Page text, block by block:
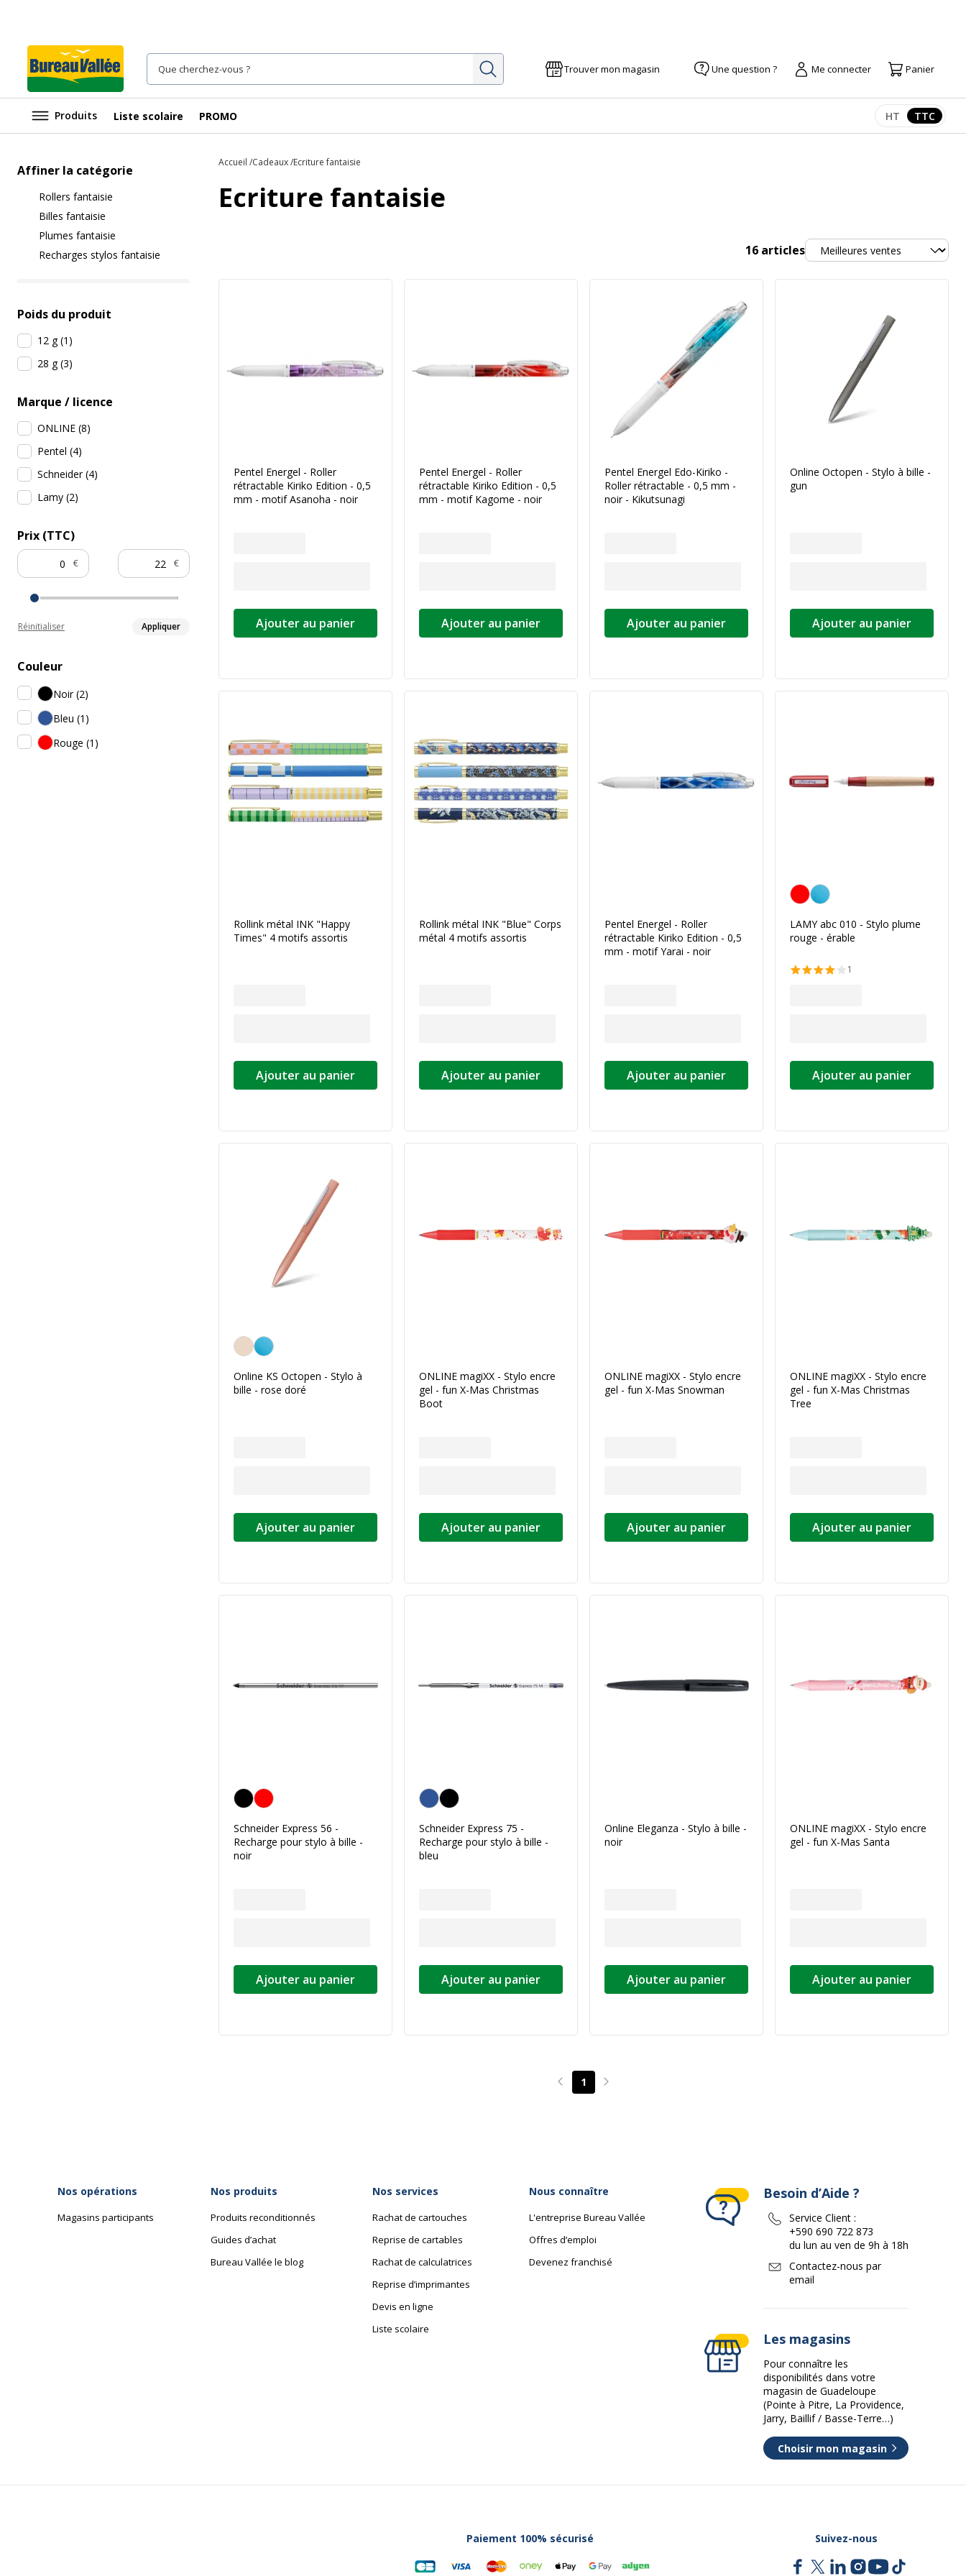
Rechercher Trouver mon magasin Une question ? Me connecter Panier
Produits Liste scolaire PROMO Afficher les
HT TTC
Affiner la catégorie
Rollers fantaisie
Billes fantaisie
Plumes fantaisie
Recharges stylos fantaisie
Poids du produit
12 g(1 )
28 g(3)
Marque / licence
ONLINE (8)
Pentel (4)
Schneider(4)
Lamy (2)
Prix (TTC)
€ €
Réinitialiser Appliquer
Couleur
Noir(2)
Bleu (1 )
Rouge (1 )
Accueil Cadeaux Ecriture fantaisie
Ecriture fantaisie
16 articlesTrier
Pentel Energel - Roller
rétractable Kiriko Edition - 0,5
mm - motif Asanoha - noir
Ajouter au panier
Pentel Energel - Roller
rétractable Kiriko Edition - 0,5
mm - motif Kagome - noir
Ajouter au panier
Pentel Energel Edo-Kiriko -
Roller rétractable - 0,5 mm -
noir - Kikutsunagi
Ajouter au panier
Online Octopen - Stylo à bille -
gun
Ajouter au panier
Rollink métal INK "Happy
Times" 4 motifs assortis
Ajouter au panier
Rollink métal INK "Blue" Corps
métal 4 motifs assortis
Ajouter au panier
Pentel Energel - Roller
rétractable Kiriko Edition - 0,5
mm - motif Yarai - noir
Ajouter au panier
Rouge
LAMY abc 010 - Stylo plume
rouge - érable
1
Ajouter au panier
Rose doré
Online KS Octopen - Stylo à
bille - rose doré
Ajouter au panier
ONLINE magiXX - Stylo encre
gel - fun X-Mas Christmas
Boot
Ajouter au panier
ONLINE magiXX - Stylo encre
gel - fun X-Mas Snowman
Ajouter au panier
ONLINE magiXX - Stylo encre
gel - fun X-Mas Christmas
Tree
Ajouter au panier
Noir
Schneider Express 56 -
Recharge pour stylo à bille -
noir
Ajouter au panier
Bleu
Schneider Express 75 -
Recharge pour stylo à bille -
bleu
Ajouter au panier
Online Eleganza - Stylo à bille -
noir
Ajouter au panier
ONLINE magiXX - Stylo encre
gel - fun X-Mas Santa
Ajouter au panier
Page précédente
1 Page suivante
Nos opérations
Magasins participants
Nos produits
Produits reconditionnés
Guides d’achat
Bureau Vallée le blog
Nos services
Rachat de cartouches
Reprise de cartables
Rachat de calculatrices
Reprise d’imprimantes
Devis en ligne
Liste scolaire
Nous connaître
L'entreprise Bureau Vallée
Offres d’emploi
Devenez franchisé
Besoin d’Aide ?
Service Client :
+590 690 722 873
du lun au ven de 9h à 18h
Contactez-nous par
email
Les magasins
Pour connaître les
disponibilités dans votre
magasin de Guadeloupe
(Pointe à Pitre, La Providence,
Jarry, Baillif / Basse-Terre…)
Choisir mon magasin
Paiement 100% sécurisé Suivez-nous